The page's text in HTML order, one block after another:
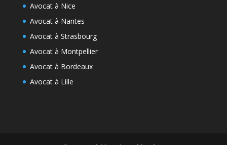
Avocat à Nice
Avocat à Nantes
Avocat à Strasbourg
Avocat à Montpellier
Avocat à Bordeaux
Avocat à Lille